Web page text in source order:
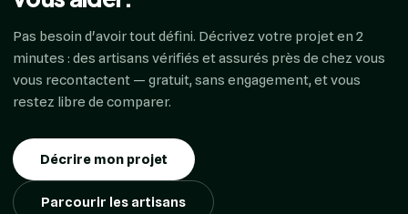
Pas besoin d'avoir tout défini. Décrivez votre projet en 2
minutes : des artisans vérifiés et assurés près de chez vous
vous recontactent — gratuit, sans engagement, et vous
restez libre de comparer.
Décrire mon projet
Parcourir les artisans